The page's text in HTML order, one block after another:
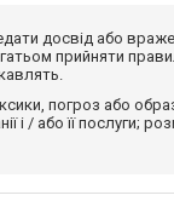
досвід або
прийняти
погроз або
і / або її послуги;